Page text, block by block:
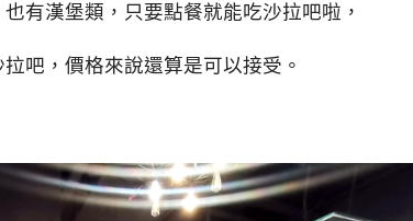
有漢堡類，只要點餐就能吃沙拉吧啦，
吧，價格來說還算是可以接受。